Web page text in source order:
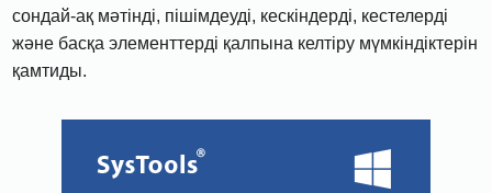
сондай-ақ мәтінді, пішімдеуді, кескіндерді, кестелерді
және басқа элементтерді қалпына келтіру мүмкіндіктерін
қамтиды.